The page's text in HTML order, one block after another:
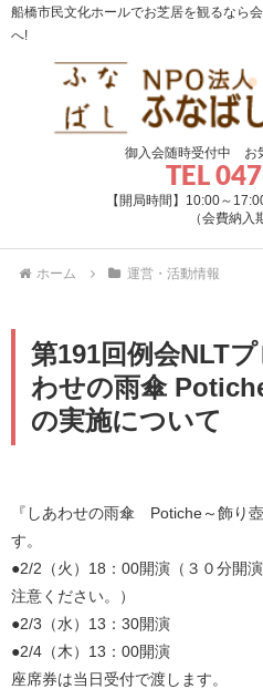
船橋市民文化ホールでお芝居を観るなら
へ!
御入会随時受付中 お
TEL
【開局時間】10:00～
（会費納入
ホーム 運営・活動情報
第191回例会NLT
わせの雨傘
の実施について
『しあわせの雨傘 Potiche～飾り
す。
●2/2（火）18：00開演（３０分開
注意ください。）
●2/3（水）13：30開演
●2/4（木）13：00開演
座席券は当日受付で渡します。